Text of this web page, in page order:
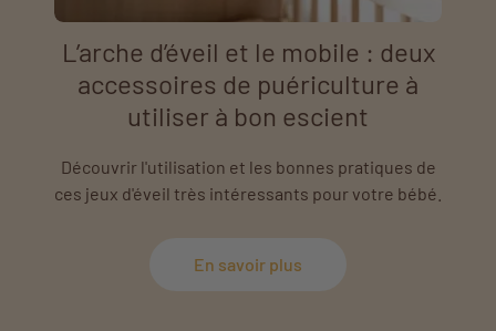
L’arche d’éveil et le mobile : deux
accessoires de puériculture à
utiliser à bon escient
Découvrir l'utilisation et les bonnes pratiques de
ces jeux d'éveil très intéressants pour votre bébé.
En savoir plus